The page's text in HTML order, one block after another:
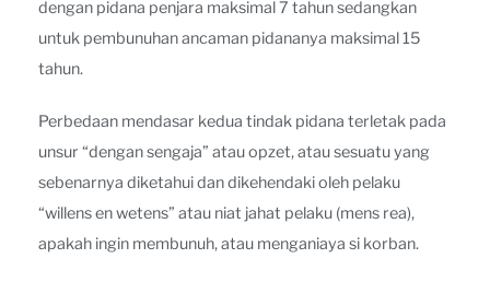
dengan pidana penjara maksimal 7 tahun sedangkan
untuk pembunuhan ancaman pidananya maksimal 15
tahun.
Perbedaan mendasar kedua tindak pidana terletak pada
unsur “dengan sengaja” atau opzet, atau sesuatu yang
sebenarnya diketahui dan dikehendaki oleh pelaku
“willens en wetens” atau niat jahat pelaku (mens rea),
apakah ingin membunuh, atau menganiaya si korban.